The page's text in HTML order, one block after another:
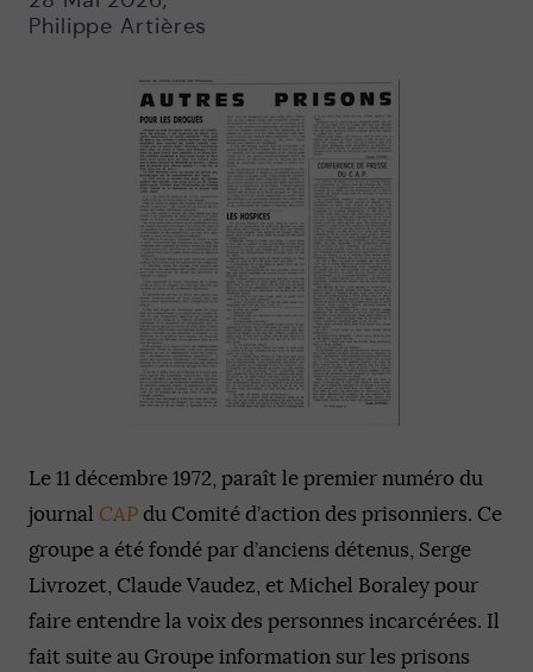
Philippe Artières
Le 11 décembre 1972, paraît le premier numéro du
journal CAP du Comité d’action des prisonniers. Ce
groupe a été fondé par d’anciens détenus, Serge
Livrozet, Claude Vaudez, et Michel Boraley pour
faire entendre la voix des personnes incarcérées. Il
fait suite au Groupe information sur les prisons